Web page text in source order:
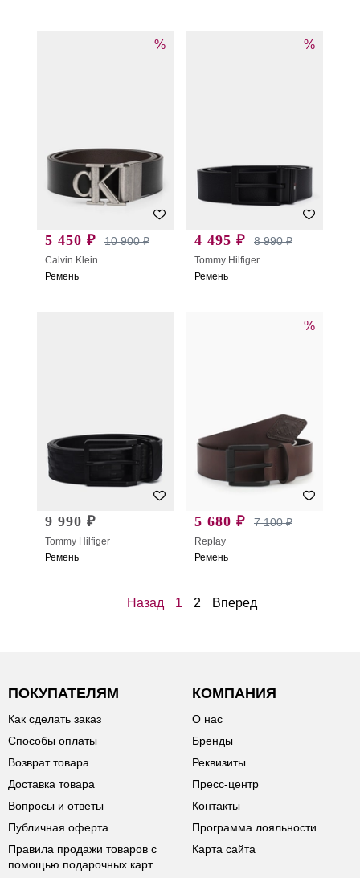
%
5 450 ₽ 10 900 ₽
Calvin Klein
Ремень
%
4 495 ₽ 8 990 ₽
Tommy Hilfiger
Ремень
9 990 ₽
Tommy Hilfiger
Ремень
%
5 680 ₽ 7 100 ₽
Replay
Ремень
Назад 1 2 Вперед
ПОКУПАТЕЛЯМ
Как сделать заказ
Способы оплаты
Возврат товара
Доставка товара
Вопросы и ответы
Публичная оферта
Правила продажи товаров с
помощью подарочных карт
КОМПАНИЯ
О нас
Бренды
Реквизиты
Пресс-центр
Контакты
Программа лояльности
Карта сайта